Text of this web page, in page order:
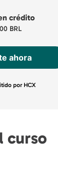
crédito
BRL
ahora
por HCX
curso